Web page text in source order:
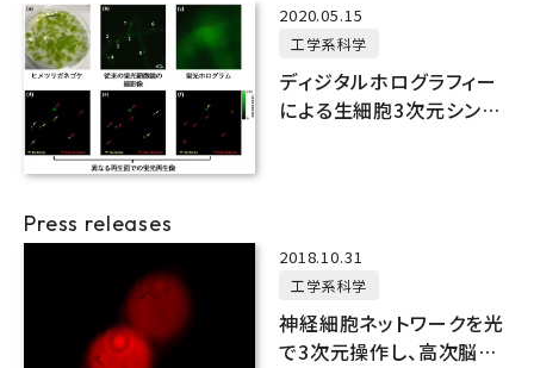
2020.05.15
工学系科学
ディジタルホログラフィー
による生細胞3次元シング
Press releases
2018.10.31
工学系科学
神経細胞ネットワークを光
で3次元操作し、高次脳機